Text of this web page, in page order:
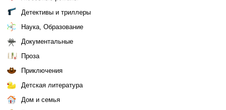
Детективы и триллеры
Наука, Образование
Документальные
Проза
Приключения
Детская литература
Дом и семья